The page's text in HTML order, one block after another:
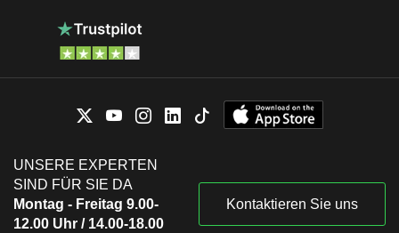
UNSERE EXPERTEN
SIND FÜR SIE DA
Montag - Freitag 9.00-
12.00 Uhr / 14.00-18.00
Kontaktieren Sie uns